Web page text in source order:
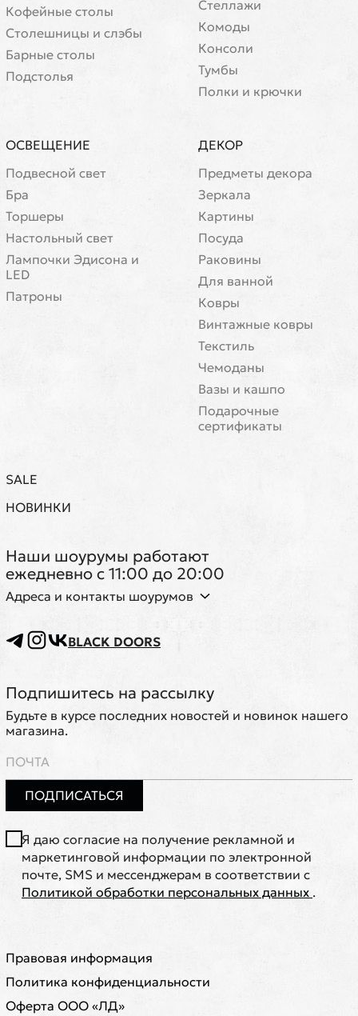
Кофейные столы
Cтолешницы и слэбы
Барные столы
Подстолья
Стеллажи
Комоды
Консоли
Тумбы
Полки и крючки
ОСВЕЩЕНИЕ
Подвесной свет
Бра
Торшеры
Настольный свет
Лампочки Эдисона и
LED
Патроны
ДЕКОР
Предметы декора
Зеркала
Картины
Посуда
Раковины
Для ванной
Ковры
Винтажные ковры
Текстиль
Чемоданы
Вазы и кашпо
Подарочные
сертификаты
SALE
НОВИНКИ
Наши шоурумы работают
ежедневно с 11:00 до 20:00
Адреса и контакты шоурумов
BLACK DOORS
Подпишитесь на рассылку
Будьте в курсе последних новостей и новинок нашего
магазина.
ПОДПИСАТЬСЯ
Я даю согласие на получение рекламной и
маркетинговой информации по электронной
почте, SMS и мессенджерам в соответствии с
Политикой обработки персональных данных .
Правовая информация
Политика конфиденциальности
Оферта ООО «ЛД»